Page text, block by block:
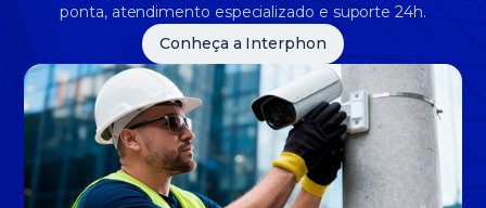
ponta, atendimento especializado e suporte 24h.
Conheça a Interphon